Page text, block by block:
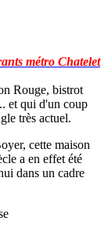
métro Chatelet
Rouge, bistrot
et qui d'un coup
très actuel.
cette maison
a en effet été
dans un cadre